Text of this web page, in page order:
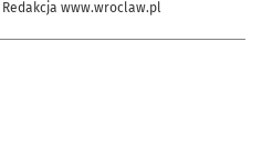
| Redakcja www.wroclaw.pl